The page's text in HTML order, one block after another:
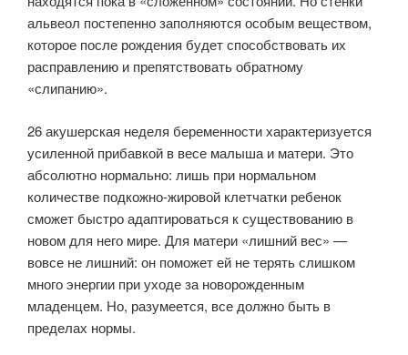
альвеол постепенно заполняются особым веществом,
которое после рождения будет способствовать их
расправлению и препятствовать обратному
«слипанию».
26 акушерская неделя беременности характеризуется
усиленной прибавкой в весе малыша и матери. Это
абсолютно нормально: лишь при нормальном
количестве подкожно-жировой клетчатки ребенок
сможет быстро адаптироваться к существованию в
новом для него мире. Для матери «лишний вес» —
вовсе не лишний: он поможет ей не терять слишком
много энергии при уходе за новорожденным
младенцем. Но, разумеется, все должно быть в
пределах нормы.